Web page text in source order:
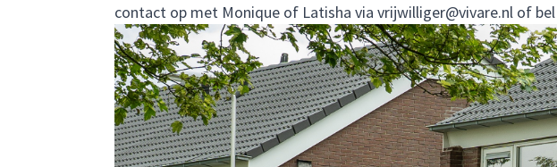
contact op met Monique of Latisha via vrijwilliger@vivare.nl of bel